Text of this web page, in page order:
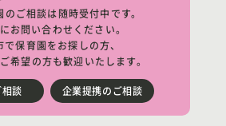
のご相談は随時受付中です。
お問い合わせください。
で保育園をお探しの方、
希望の方も歓迎いたします。
談 企業提携のご相談